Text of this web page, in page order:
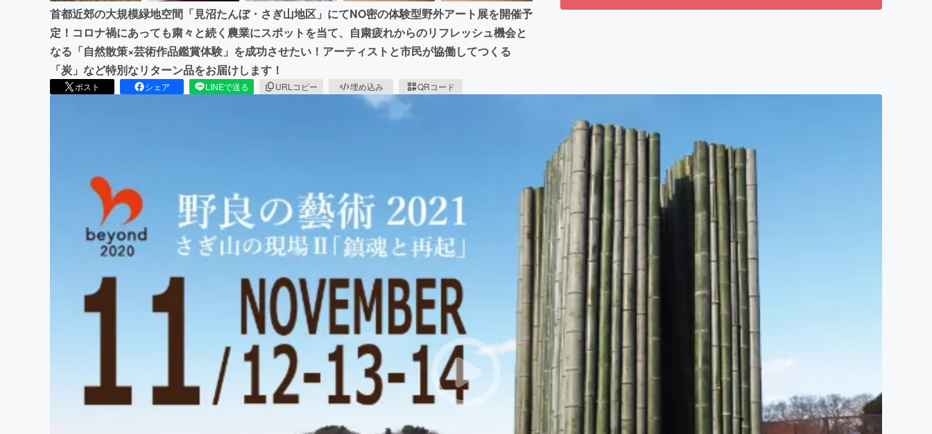
首都近郊の大規模緑地空間「見沼たんぼ・さぎ山地区」にてNO密の体験型野外アート展を開催予
定！コロナ禍にあっても粛々と続く農業にスポットを当て、自粛疲れからのリフレッシュ機会と
なる「自然散策×芸術作品鑑賞体験」を成功させたい！アーティストと市民が協働してつくる
「炭」など特別なリターン品をお届けします！
ポスト シェア LINEで送る URLコピー 埋め込み QRコード